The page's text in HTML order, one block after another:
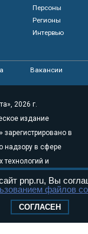
Персоны
Регионы
Интервью
Вакансии
2026 г.
издание
зарегистрировано в
надзору в сфере
и
Эл № ФС77-
pnp.ru, Вы
файлов
СОГЛАСЕН